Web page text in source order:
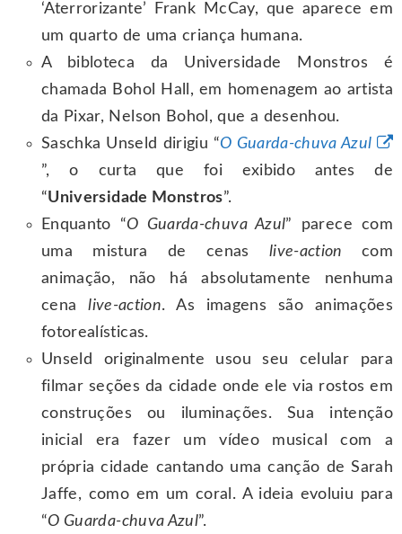
‘Aterrorizante’ Frank McCay, que aparece em
um quarto de uma criança humana.
A bibloteca da Universidade Monstros é
chamada Bohol Hall, em homenagem ao artista
da Pixar, Nelson Bohol, que a desenhou.
Saschka Unseld dirigiu “O Guarda-chuva Azul
”, o curta que foi exibido antes de
“Universidade Monstros”.
Enquanto “O Guarda-chuva Azul” parece com
uma mistura de cenas live-action com
animação, não há absolutamente nenhuma
cenalive-action. As imagens são animações
fotorealísticas.
Unseld originalmente usou seu celular para
filmar seções da cidade onde ele via rostos em
construções ou iluminações. Sua intenção
inicial era fazer um vídeo musical com a
própria cidade cantando uma canção de Sarah
Jaffe, como em um coral. A ideia evoluiu para
“O Guarda-chuva Azul”.